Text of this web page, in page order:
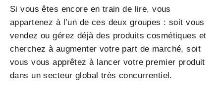
Si vous êtes encore en train de lire, vous
appartenez à l’un de ces deux groupes : soit vous
vendez ou gérez déjà des produits cosmétiques et
cherchez à augmenter votre part de marché, soit
vous vous apprêtez à lancer votre premier produit
dans un secteur global très concurrentiel.